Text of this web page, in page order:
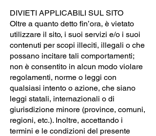
DIVIETI APPLICABILI SUL SITO
Oltre a quanto detto fin’ora, è vietato
utilizzare il sito, i suoi servizi e/o i suoi
contenuti per scopi illeciti, illegali o che
possano incitare tali comportamenti;
non è consentito in alcun modo violare
regolamenti, norme o leggi con
qualsiasi intento o azione, che siano
leggi statali, internazionali o di
giurisdizione minore (province, comuni,
regioni, etc.). Inoltre, accettando i
termini e le condizioni del presente